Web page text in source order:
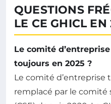
QUESTIONS
LE CE GHICL EN
Le comité
toujours en 2025 ?
Le comité d’entreprise
remplacé par le comité